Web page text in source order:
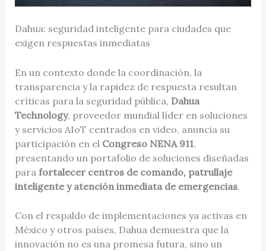
Dahua: seguridad inteligente para ciudades que
exigen respuestas inmediatas
En un contexto donde la coordinación, la
transparencia y la rapidez de respuesta resultan
críticas para la seguridad pública, Dahua
Technology, proveedor mundial líder en soluciones
y servicios AIoT centrados en video, anuncia su
participación en el Congreso NENA 911,
presentando un portafolio de soluciones diseñadas
para fortalecer centros de comando, patrullaje
inteligente y atención inmediata de emergencias.
Con el respaldo de implementaciones ya activas en
México y otros países, Dahua demuestra que la
innovación no es una promesa futura, sino un